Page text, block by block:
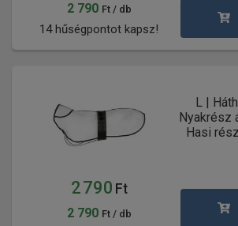
2 790 Ft / db
14 hűségpontot kapsz!
L |
Nyakrész
Hasi
2 790 Ft
2 790 Ft / db